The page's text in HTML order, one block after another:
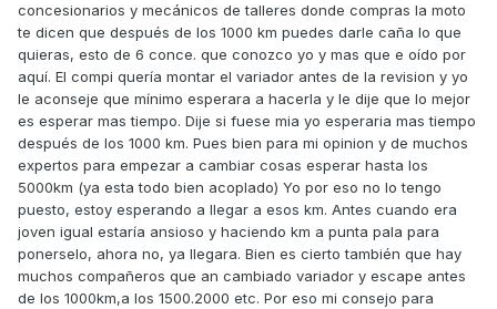
concesionarios y mecánicos de talleres donde compras la moto
te dicen que después de los 1000 km puedes darle caña lo que
quieras, esto de 6 conce. que conozco yo y mas que e oído por
aquí. El compi quería montar el variador antes de la revision y yo
le aconseje que mínimo esperara a hacerla y le dije que lo mejor
es esperar mas tiempo. Dije si fuese mia yo esperaria mas tiempo
después de los 1000 km. Pues bien para mi opinion y de muchos
expertos para empezar a cambiar cosas esperar hasta los
5000km (ya esta todo bien acoplado) Yo por eso no lo tengo
puesto, estoy esperando a llegar a esos km. Antes cuando era
joven igual estaría ansioso y haciendo km a punta pala para
ponerselo, ahora no, ya llegara. Bien es cierto también que hay
muchos compañeros que an cambiado variador y escape antes
de los 1000km,a los 1500.2000 etc. Por eso mi consejo para